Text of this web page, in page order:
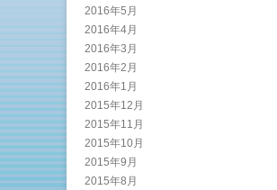
2016年5月
2016年4月
2016年3月
2016年2月
2016年1月
2015年12月
2015年11月
2015年10月
2015年9月
2015年8月